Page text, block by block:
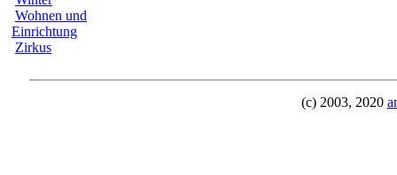
Wohnen und
Einrichtung
Zirkus
(c) 2003, 2020